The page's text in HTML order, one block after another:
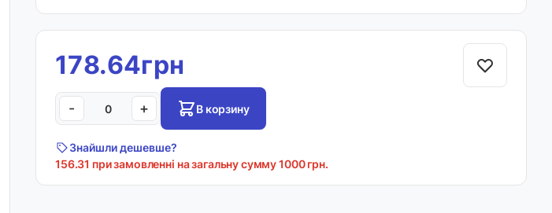
178.64грн
- + В корзину
Знайшли дешевше?
156.31 при замовленні на загальну сумму 1000 грн.